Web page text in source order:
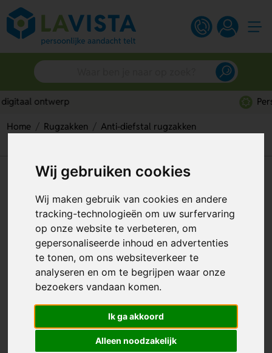
Wij gebruiken cookies
Wij maken gebruik van cookies en andere
tracking-technologieën om uw surfervaring
op onze website te verbeteren, om
gepersonaliseerde inhoud en advertenties
te tonen, om ons websiteverkeer te
analyseren en om te begrijpen waar onze
bezoekers vandaan komen.
Ik ga akkoord
Alleen noodzakelijk
Home Rugzakken
Anti-diefstal rugzakken
Impact AWARE™ RPET anti-
diefstal rugzak
Artikelnummer:293010